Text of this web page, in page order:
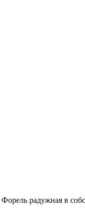
Форель радужная в